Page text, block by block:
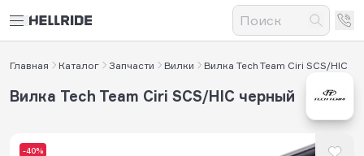
Главная Каталог Запчасти Вилки Вилка Tech Team Ciri SCS/HIC
-40%
Вилка Tech Team Ciri SCS/HIC черный